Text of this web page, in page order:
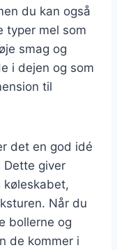
du kan også
typer mel som
smag og
i dejen og som
til
det en god idé
giver
Når du
bollerne og
de kommer i